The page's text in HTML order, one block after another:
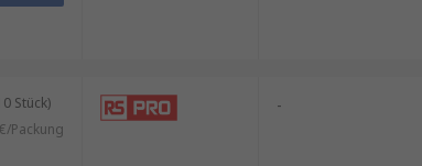
Verbindung. Sie sind
Anschluss von
Stück)
Packung
-